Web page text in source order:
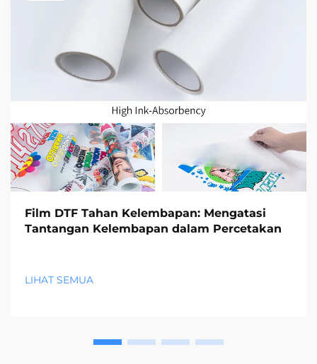
Film DTF Tahan Kelembapan: Mengatasi
Tantangan Kelembapan dalam Percetakan
LIHAT SEMUA